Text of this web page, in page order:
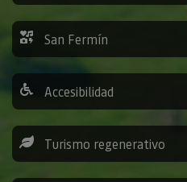
San Fermín
Accesibilidad
Turismo regenerativo